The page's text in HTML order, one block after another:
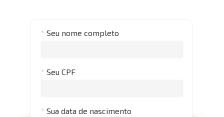
* Seu nome completo
* Seu CPF
* Sua data de nascimento